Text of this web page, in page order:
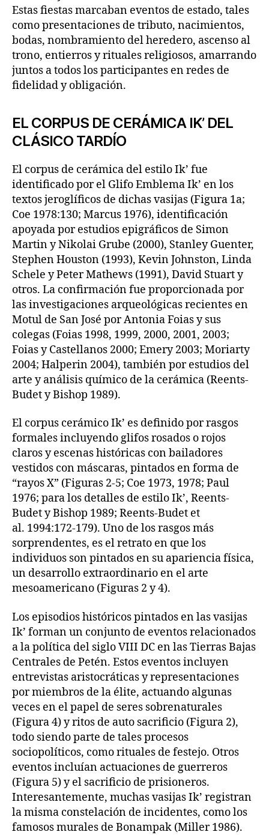
Estas fiestas marcaban eventos de estado, tales
como presentaciones de tributo, nacimientos,
bodas, nombramiento del heredero, ascenso al
trono, entierros y rituales religiosos, amarrando
juntos a todos los participantes en redes de
fidelidad y obligación.
EL CORPUS DE CERÁMICA IK’ DEL
CLÁSICO TARDÍO
El corpus de cerámica del estilo Ik’ fue
identificado por el Glifo Emblema Ik’ en los
textos jeroglíficos de dichas vasijas (Figura 1a;
Coe 1978:130; Marcus 1976), identificación
apoyada por estudios epigráficos de Simon
Martin y Nikolai Grube (2000), Stanley Guenter,
Stephen Houston (1993), Kevin Johnston, Linda
Schele y Peter Mathews (1991), David Stuart y
otros. La confirmación fue proporcionada por
las investigaciones arqueológicas recientes en
Motul de San José por Antonia Foias y sus
colegas (Foias 1998, 1999, 2000, 2001, 2003;
Foias y Castellanos 2000; Emery 2003; Moriarty
2004; Halperin 2004), también por estudios del
arte y análisis químico de la cerámica (Reents-
Budet y Bishop 1989).
El corpus cerámico Ik’ es definido por rasgos
formales incluyendo glifos rosados o rojos
claros y escenas históricas con bailadores
vestidos con máscaras, pintados en forma de
“rayos X” (Figuras 2-5; Coe 1973, 1978; Paul
1976; para los detalles de estilo Ik’, Reents-
Budet y Bishop 1989; Reents-Budet et
al. 1994:172-179). Uno de los rasgos más
sorprendentes, es el retrato en que los
individuos son pintados en su apariencia física,
un desarrollo extraordinario en el arte
mesoamericano (Figuras 2 y 4).
Los episodios históricos pintados en las vasijas
Ik’ forman un conjunto de eventos relacionados
a la política del siglo VIII DC en las Tierras Bajas
Centrales de Petén. Estos eventos incluyen
entrevistas aristocráticas y representaciones
por miembros de la élite, actuando algunas
veces en el papel de seres sobrenaturales
(Figura 4) y ritos de auto sacrificio (Figura 2),
todo siendo parte de tales procesos
sociopolíticos, como rituales de festejo. Otros
eventos incluían actuaciones de guerreros
(Figura 5) y el sacrificio de prisioneros.
Interesantemente, muchas vasijas Ik’ registran
la misma constelación de incidentes, como los
famosos murales de Bonampak (Miller 1986).